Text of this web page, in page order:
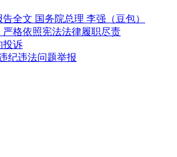
全文 国务院总理 李强（豆包）
格依照宪法法律履职尽责
投诉
纪违法问题举报